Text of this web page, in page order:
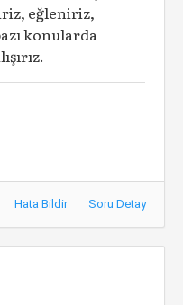
eğleniriz,
konularda
Hata Bildir Soru Detay